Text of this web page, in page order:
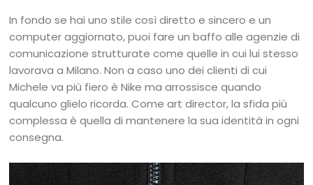
In fondo se hai uno stile così diretto e sincero e un
computer aggiornato, puoi fare un baffo alle agenzie di
comunicazione strutturate come quelle in cui lui stesso
lavorava a Milano. Non a caso uno dei clienti di cui
Michele va più fiero è Nike ma arrossisce quando
qualcuno glielo ricorda. Come art director, la sfida più
complessa è quella di mantenere la sua identità in ogni
consegna.